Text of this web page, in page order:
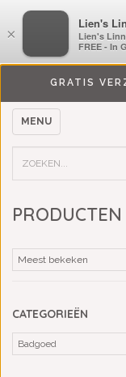
GRATIS
MENU
CATEGORIEËN
×
Lien's
FREE - In
×
Lien's
Lien's
FREE - In